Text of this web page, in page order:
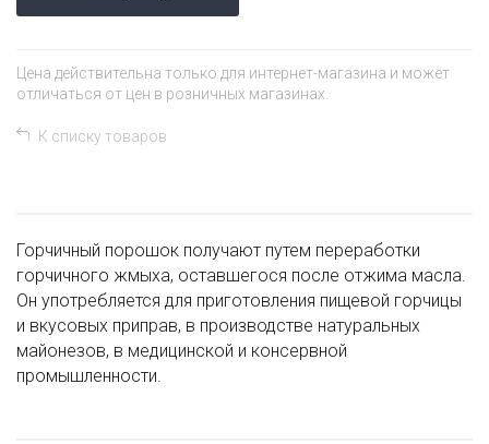
Цена действительна только для интернет-магазина и может
отличаться от цен в розничных магазинах.
К списку товаров
Горчичный порошок получают путем переработки
горчичного жмыха, оставшегося после отжима масла.
Он употребляется для приготовления пищевой горчицы
и вкусовых приправ, в производстве натуральных
майонезов, в медицинской и консервной
промышленности.